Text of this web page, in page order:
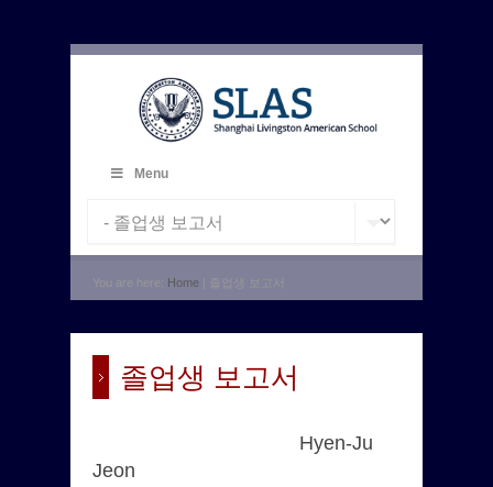
Menu
You are here: Home | 졸업생 보고서
졸업생 보고서
Hyen-Ju
Jeon